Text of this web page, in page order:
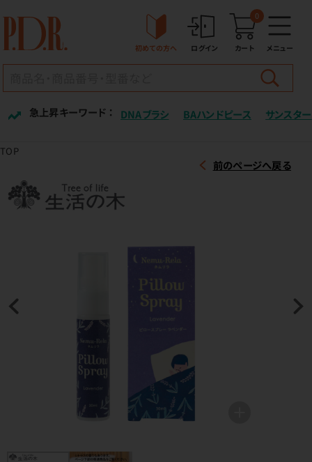
初めての方へ ログイン カート
0
メニュー
急上昇キーワード ： DNAブラシ BAハンドピース サンスター
TOP
前のページへ戻る